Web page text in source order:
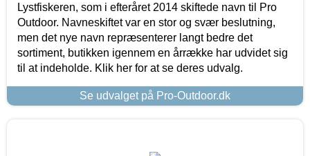
Lystfiskeren, som i efteråret 2014 skiftede navn til Pro
Outdoor. Navneskiftet var en stor og svær beslutning,
men det nye navn repræsenterer langt bedre det
sortiment, butikken igennem en årrække har udvidet sig
til at indeholde. Klik her for at se deres udvalg.
Se udvalget på Pro-Outdoor.dk